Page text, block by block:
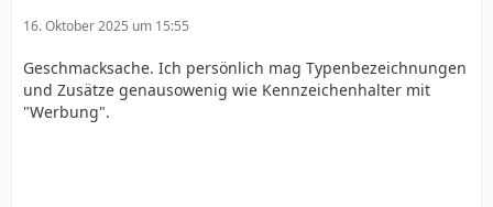
16. Oktober 2025 um 15:55
Geschmacksache. Ich persönlich mag Typenbezeichnungen
und Zusätze genausowenig wie Kennzeichenhalter mit
"Werbung".